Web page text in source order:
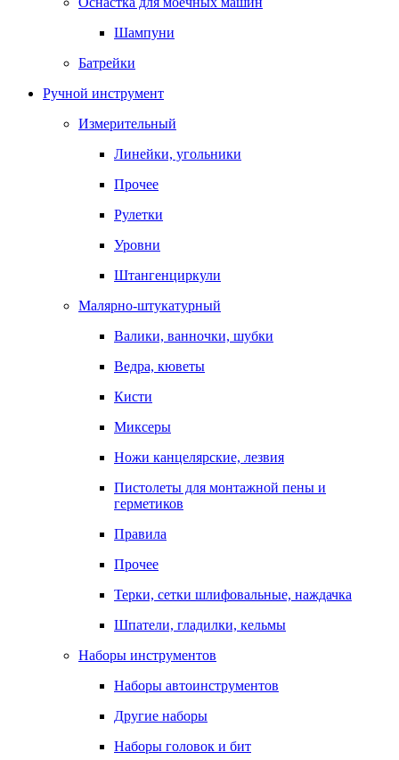
Шампуни
Батрейки
Ручной инструмент
Измерительный
Линейки, угольники
Прочее
Рулетки
Уровни
Штангенциркули
Малярно-штукатурный
Валики, ванночки, шубки
Ведра, кюветы
Кисти
Миксеры
Ножи канцелярские, лезвия
Пистолеты для монтажной пены и
герметиков
Правила
Прочее
Терки, сетки шлифовальные, наждачка
Шпатели, гладилки, кельмы
Наборы инструментов
Наборы автоинструментов
Другие наборы
Наборы головок и бит